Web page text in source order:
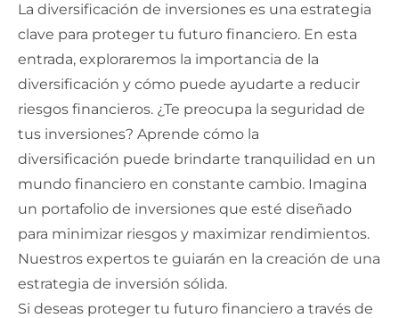
La diversificación de inversiones es una estrategia
clave para proteger tu futuro financiero. En esta
entrada, exploraremos la importancia de la
diversificación y cómo puede ayudarte a reducir
riesgos financieros. ¿Te preocupa la seguridad de
tus inversiones? Aprende cómo la
diversificación puede brindarte tranquilidad en un
mundo financiero en constante cambio. Imagina
un portafolio de inversiones que esté diseñado
para minimizar riesgos y maximizar rendimientos.
Nuestros expertos te guiarán en la creación de una
estrategia de inversión sólida.
Si deseas proteger tu futuro financiero a través de